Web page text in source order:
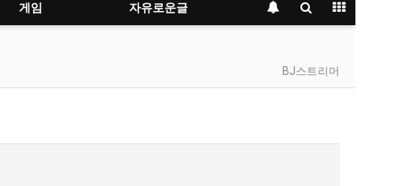
게임 자유로운글
BJ스트리머